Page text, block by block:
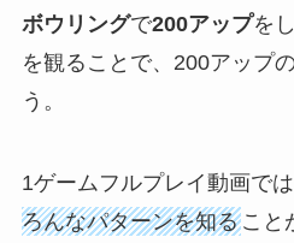
ボウリングで200アップを
を観ることで、200アップ
う。
1ゲームフルプレイ動画で
ろんなパターンを知ること